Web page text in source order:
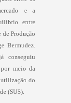
e a
entre
de Produção
Bermudez.
conseguiu
meio da
do
(SUS).